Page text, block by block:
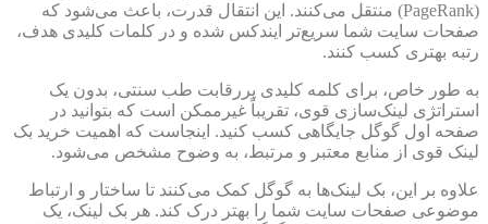
(PageRank) منتقل می‌کنند. این انتقال قدرت، باعث می‌شود که
صفحات سایت شما سریع‌تر ایندکس شده و در کلمات کلیدی هدف،
رتبه بهتری کسب کنند.
به طور خاص، برای کلمه کلیدی پررقابت طب سنتی، بدون یک
استراتژی لینک‌سازی قوی، تقریباً غیرممکن است که بتوانید در
صفحه اول گوگل جایگاهی کسب کنید. اینجاست که اهمیت خرید بک
لینک قوی از منابع معتبر و مرتبط، به وضوح مشخص می‌شود.
علاوه بر این، بک لینک‌ها به گوگل کمک می‌کنند تا ساختار و ارتباط
موضوعی صفحات سایت شما را بهتر درک کند. هر بک لینک، یک